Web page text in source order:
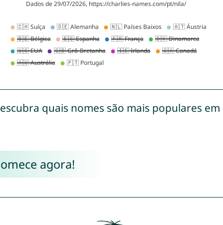
quais nomes são mais populares em
agora!